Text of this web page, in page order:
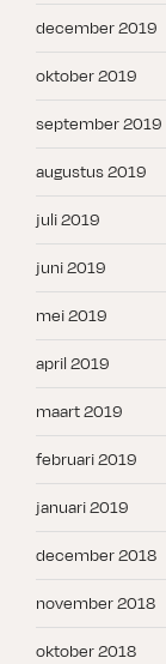
december 2019
oktober 2019
september 2019
augustus 2019
juli 2019
juni 2019
mei 2019
april 2019
maart 2019
februari 2019
januari 2019
december 2018
november 2018
oktober 2018